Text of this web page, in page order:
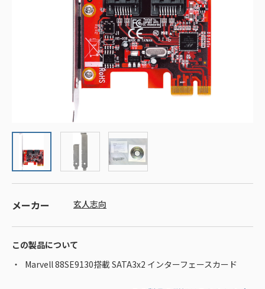
メーカー 玄人志向
この製品について
Marvell 88SE9130搭載 SATA3x2 インターフェースカード